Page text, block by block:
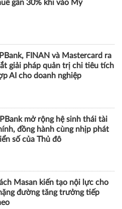
Việt đối mặt nguy cơ chịu
gần 30% khi vào Mỹ
FINAN và Mastercard ra
giải pháp quản trị chi tiêu tích
AI cho doanh nghiệp
mở rộng hệ sinh thái tài
đồng hành cùng nhịp phát
số của Thủ đô